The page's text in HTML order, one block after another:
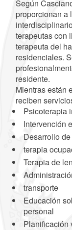
Según
proporcionan a
terapeutas con
terapeuta del
residenciales.
residente.
Mientras están
reciben
Psicoterapia
Intervención
Desarrollo
terapia
Terapia de
transporte
Educación
personal
Planificación